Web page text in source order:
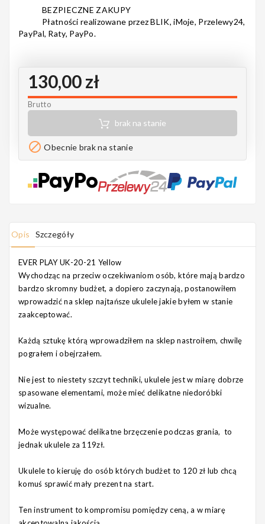
Usługi
BEZPIECZNE ZAKUPY
Płatności realizowane przez BLIK, iMoje, Przelewy24,
PayPal, Raty, PayPo.
130,00 zł
Brutto
brak na stanie
 Obecnie brak na stanie
Opis Szczegóły
EVER PLAY UK-20-21 Yellow
Wychodząc na przeciw oczekiwaniom osób, które mają bardzo
bardzo skromny budżet, a dopiero zaczynają, postanowiłem
wprowadzić na sklep najtańsze ukulele jakie byłem w stanie
zaakceptować.
Każdą sztukę którą wprowadziłem na sklep nastroiłem, chwilę
pograłem i obejrzałem.
Nie jest to niestety szczyt techniki, ukulele jest w miarę dobrze
spasowane elementami, może mieć delikatne niedoróbki
wizualne.
Może występować delikatne brzęczenie podczas grania, to
jednak ukulele za 119zł.
Ukulele to kieruję do osób których budżet to 120 zł lub chcą
komuś sprawić mały prezent na start.
Ten instrument to kompromisu pomiędzy ceną, a w miarę